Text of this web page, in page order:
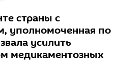
страны с
уполномоченная по
усилить
медикаментозных